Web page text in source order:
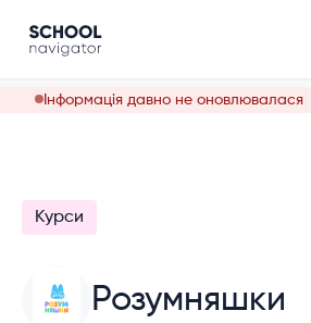
Інформація давно не оновлювалася
Курси
Розумняшки